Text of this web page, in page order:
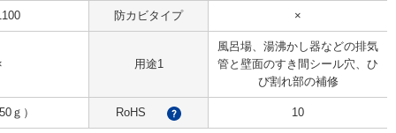
防カビタイプ ×
用途1
風呂場、湯沸かし器などの排気
管と壁面のすき間シール穴、ひ
び割れ部の補修
ｇ） RoHS 10